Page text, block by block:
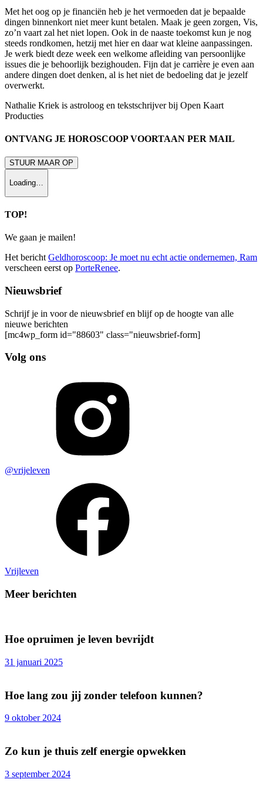
Met het oog op je financiën heb je het vermoeden dat je bepaalde
dingen binnenkort niet meer kunt betalen. Maak je geen zorgen, Vis,
zo’n vaart zal het niet lopen. Ook in de naaste toekomst kun je nog
steeds rondkomen, hetzij met hier en daar wat kleine aanpassingen.
Je werk biedt deze week een welkome afleiding van persoonlijke
issues die je behoorlijk bezighouden. Fijn dat je carrière je even aan
andere dingen doet denken, al is het niet de bedoeling dat je jezelf
overwerkt.
Nathalie Kriek is astroloog en tekstschrijver bij Open Kaart
Producties
ONTVANG JE HOROSCOOP VOORTAAN PER MAIL
STUUR MAAR OP
Loading…
TOP!
We gaan je mailen!
Het bericht Geldhoroscoop: Je moet nu echt actie ondernemen, Ram
verscheen eerst op PorteRenee.
Nieuwsbrief
Schrijf je in voor de nieuwsbrief en blijf op de hoogte van alle
nieuwe berichten
[mc4wp_form id="88603" class="nieuwsbrief-form]
Volg ons
@vrijeleven
Vrijleven
Meer berichten
Hoe opruimen je leven bevrijdt
31 januari 2025
Hoe lang zou jij zonder telefoon kunnen?
9 oktober 2024
Zo kun je thuis zelf energie opwekken
3 september 2024